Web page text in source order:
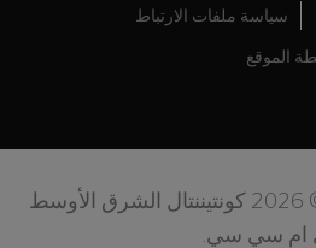
سياسة ملفات الارتباط
الموقع
حقوق التأليف والنشر © 2026 كونتيننتال الشرق الأوسط
ام سي سي.